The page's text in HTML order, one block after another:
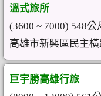
溫式旅所
(3600 ~ 7000) 548公
高雄市新興區民主
巨宇勝高雄行旅